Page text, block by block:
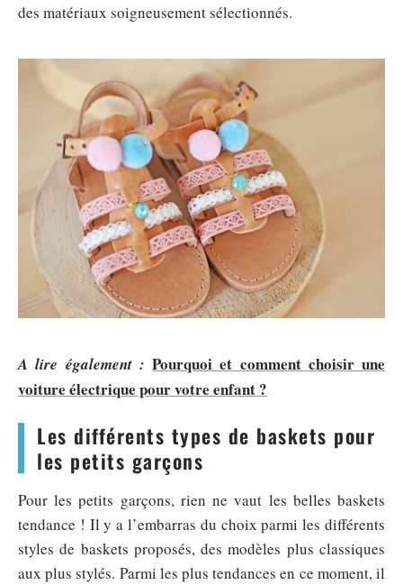
des matériaux soigneusement sélectionnés.
A lire également : Pourquoi et comment choisir une
voiture électrique pour votre enfant ?
Les différents types de baskets pour
les petits garçons
Pour les petits garçons, rien ne vaut les belles baskets
tendance ! Il y a l’embarras du choix parmi les différents
styles de baskets proposés, des modèles plus classiques
aux plus stylés. Parmi les plus tendances en ce moment, il